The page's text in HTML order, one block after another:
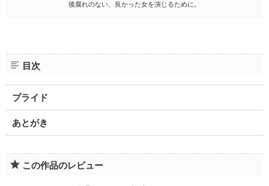
後腐れのない、良かった女を演じるために。
目次
プライド
あとがき
この作品のレビュー